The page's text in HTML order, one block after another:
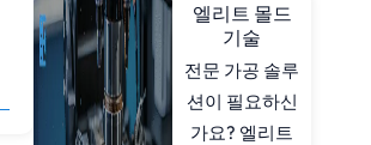
엘리트 몰드
기술
전문 가공 솔루
션이 필요하신
가요? 엘리트